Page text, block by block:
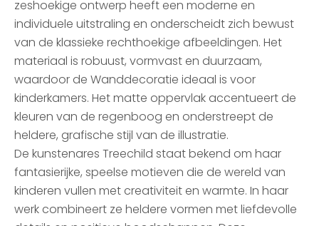
zeshoekige ontwerp heeft een moderne en
individuele uitstraling en onderscheidt zich bewust
van de klassieke rechthoekige afbeeldingen. Het
materiaal is robuust, vormvast en duurzaam,
waardoor de Wanddecoratie ideaal is voor
kinderkamers. Het matte oppervlak accentueert de
kleuren van de regenboog en onderstreept de
heldere, grafische stijl van de illustratie.
De kunstenares Treechild staat bekend om haar
fantasierijke, speelse motieven die de wereld van
kinderen vullen met creativiteit en warmte. In haar
werk combineert ze heldere vormen met liefdevolle